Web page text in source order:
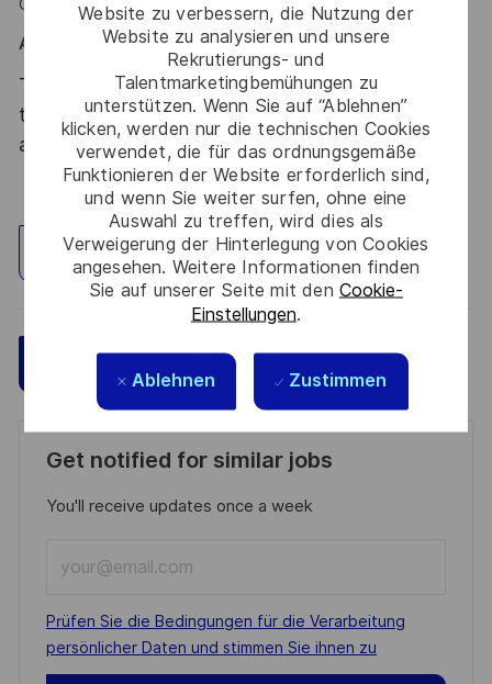
Website zu verbessern, die Nutzung der
Website zu analysieren und unsere
Rekrutierungs- und
Talentmarketingbemühungen zu
unterstützen. Wenn Sie auf “Ablehnen”
klicken, werden nur die technischen Cookies
verwendet, die für das ordnungsgemäße
Funktionieren der Website erforderlich sind,
und wenn Sie weiter surfen, ohne eine
Auswahl zu treffen, wird dies als
Verweigerung der Hinterlegung von Cookies
angesehen. Weitere Informationen finden
Sie auf unserer Seite mit den Cookie-
Einstellungen.
Ablehnen Zustimmen
Grafana, ELK...)
Alors ce poste est fait pour vous !
Thales, entreprise Handi-Engagée, reconnait
tous les talents. La diversité est notre meilleur
atout. Postulez et rejoignez nous !
Standort erkunden
Get notified for similar jobs
You'll receive updates once a week
Email
address
(Required)
Required
Prüfen Sie die Bedingungen für die Verarbeitung
persönlicher Daten und stimmen Sie ihnen zu